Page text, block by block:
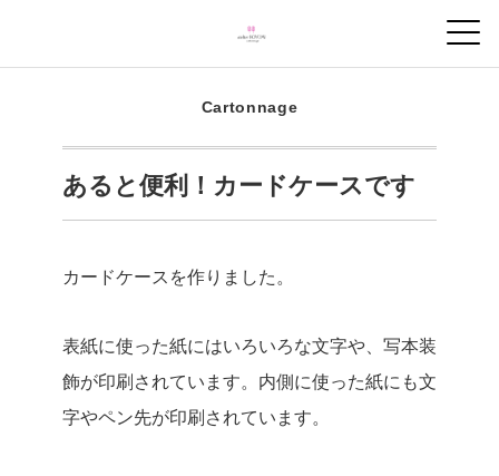
Cartonnage
あると便利！カードケースです
カードケースを作りました。
表紙に使った紙にはいろいろな文字や、写本装
飾が印刷されています。 内側に使った紙にも文
字やペン先が印刷されています。